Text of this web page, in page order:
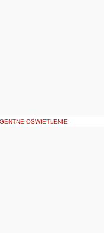
OŚWIETLENIE